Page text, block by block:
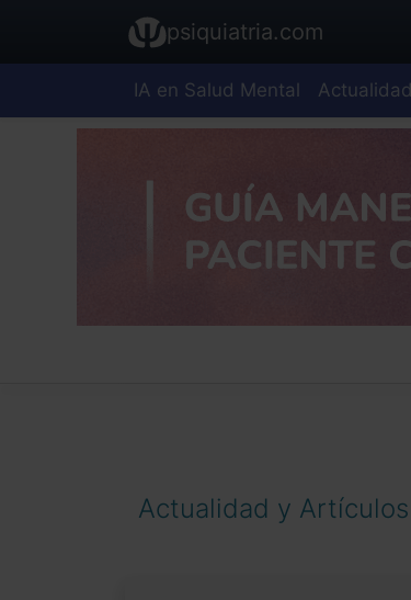
psiquiatria.com
IA en Salud Mental Actualidad
Actualidad y Artículos